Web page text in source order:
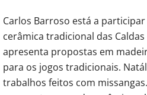
Carlos Barroso está a
cerâmica tradicional das Caldas
apresenta propostas em
para os jogos tradicionais.
trabalhos feitos com